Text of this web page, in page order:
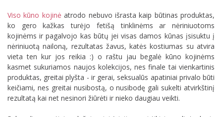
Viso kūno kojinė atrodo nebuvo išrasta kaip būtinas produktas,
ko gero kažkas turėjo fetišą tinklinėms ar nėriniuotoms
kojinėms ir pagalvojo kas būtų jei visas damos kūnas įsisuktu į
nėriniuotą nailoną, rezultatas žavus, katės kostiumas su atvira
vieta ten kur jos reikia :) o raštu jau begalė kūno kojinėms
kasmet sukuriamos naujos kolekcijos, nes finale tai vienkartinis
produktas, greitai plyšta - ir gerai, seksualūs apatiniai privalo būti
keičiami, nes greitai nusibostą, o nusibodę gali sukelti atvirkštinį
rezultatą kai net nesinori žiūrėti ir nieko daugiau veikti.